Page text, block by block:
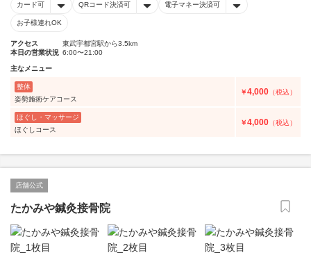
カード可 QRコード決済可 電子マネー決済可
お子様連れOK
アクセス
東武宇都宮駅から3.5km
本日の営業状況 6:00〜21:00
主なメニュー
整体
姿勢施術ケアコース
￥4,000 （税込）
ほぐし・マッサージ
ほぐしコース
￥4,000 （税込）
店舗公式
たかみや鍼灸接骨院